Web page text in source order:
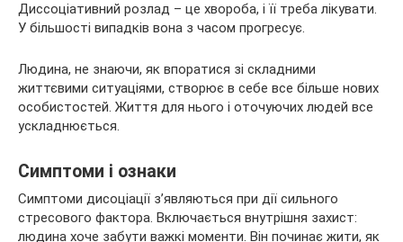
Диссоціативний розлад – це хвороба, і її треба лікувати.
У більшості випадків вона з часом прогресує.
Людина, не знаючи, як впоратися зі складними
життєвими ситуаціями, створює в себе все більше нових
особистостей. Життя для нього і оточуючих людей все
ускладнюється.
Симптоми і ознаки
Симптоми дисоціації з’являються при дії сильного
стресового фактора. Включається внутрішня захист:
людина хоче забути важкі моменти. Він починає жити, як